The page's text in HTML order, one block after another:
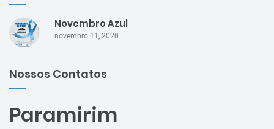
Novembro Azul
novembro 11, 2020
Nossos Contatos
Paramirim